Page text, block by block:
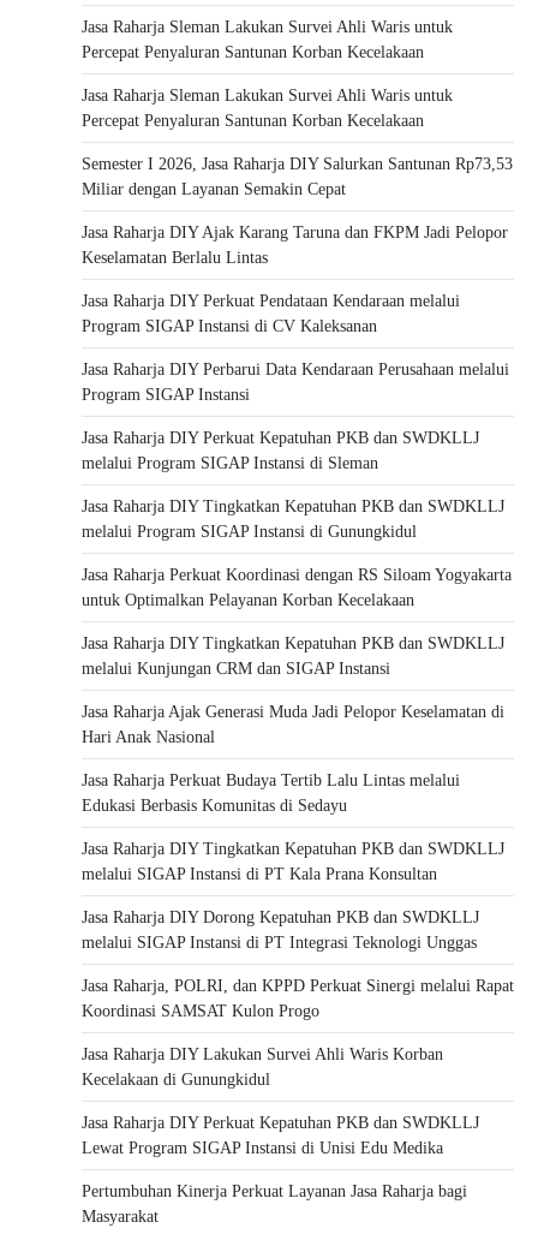
Jasa Raharja Sleman Lakukan Survei Ahli Waris untuk
Percepat Penyaluran Santunan Korban Kecelakaan
Jasa Raharja Sleman Lakukan Survei Ahli Waris untuk
Percepat Penyaluran Santunan Korban Kecelakaan
Semester I 2026, Jasa Raharja DIY Salurkan Santunan Rp73,53
Miliar dengan Layanan Semakin Cepat
Jasa Raharja DIY Ajak Karang Taruna dan FKPM Jadi Pelopor
Keselamatan Berlalu Lintas
Jasa Raharja DIY Perkuat Pendataan Kendaraan melalui
Program SIGAP Instansi di CV Kaleksanan
Jasa Raharja DIY Perbarui Data Kendaraan Perusahaan melalui
Program SIGAP Instansi
Jasa Raharja DIY Perkuat Kepatuhan PKB dan SWDKLLJ
melalui Program SIGAP Instansi di Sleman
Jasa Raharja DIY Tingkatkan Kepatuhan PKB dan SWDKLLJ
melalui Program SIGAP Instansi di Gunungkidul
Jasa Raharja Perkuat Koordinasi dengan RS Siloam Yogyakarta
untuk Optimalkan Pelayanan Korban Kecelakaan
Jasa Raharja DIY Tingkatkan Kepatuhan PKB dan SWDKLLJ
melalui Kunjungan CRM dan SIGAP Instansi
Jasa Raharja Ajak Generasi Muda Jadi Pelopor Keselamatan di
Hari Anak Nasional
Jasa Raharja Perkuat Budaya Tertib Lalu Lintas melalui
Edukasi Berbasis Komunitas di Sedayu
Jasa Raharja DIY Tingkatkan Kepatuhan PKB dan SWDKLLJ
melalui SIGAP Instansi di PT Kala Prana Konsultan
Jasa Raharja DIY Dorong Kepatuhan PKB dan SWDKLLJ
melalui SIGAP Instansi di PT Integrasi Teknologi Unggas
Jasa Raharja, POLRI, dan KPPD Perkuat Sinergi melalui Rapat
Koordinasi SAMSAT Kulon Progo
Jasa Raharja DIY Lakukan Survei Ahli Waris Korban
Kecelakaan di Gunungkidul
Jasa Raharja DIY Perkuat Kepatuhan PKB dan SWDKLLJ
Lewat Program SIGAP Instansi di Unisi Edu Medika
Pertumbuhan Kinerja Perkuat Layanan Jasa Raharja bagi
Masyarakat